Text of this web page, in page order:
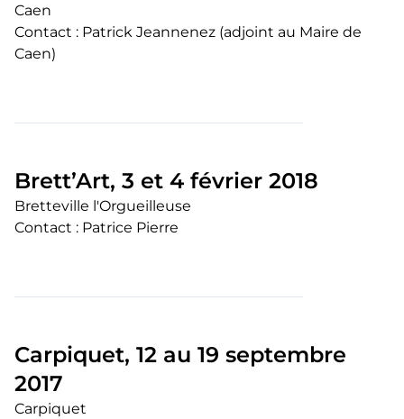
Caen
Contact : Patrick Jeannenez (adjoint au Maire de
Caen)
Brett’Art, 3 et 4 février 2018
Bretteville l'Orgueilleuse
Contact : Patrice Pierre
Carpiquet, 12 au 19 septembre
2017
Carpiquet